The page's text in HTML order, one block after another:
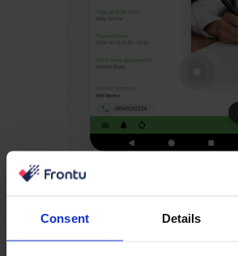
Consent Details
Naadloze SPIS-
gegevenssynchronisatie